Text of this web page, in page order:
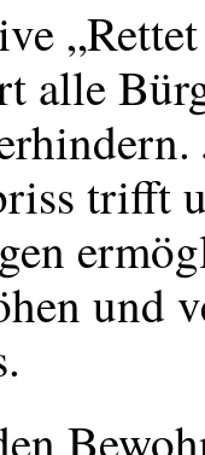
alle
trifft
und